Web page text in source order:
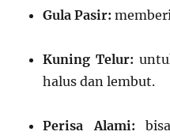
Gula Pasir:
Kuning Telur:
halus dan lembut.
Perisa Alami: